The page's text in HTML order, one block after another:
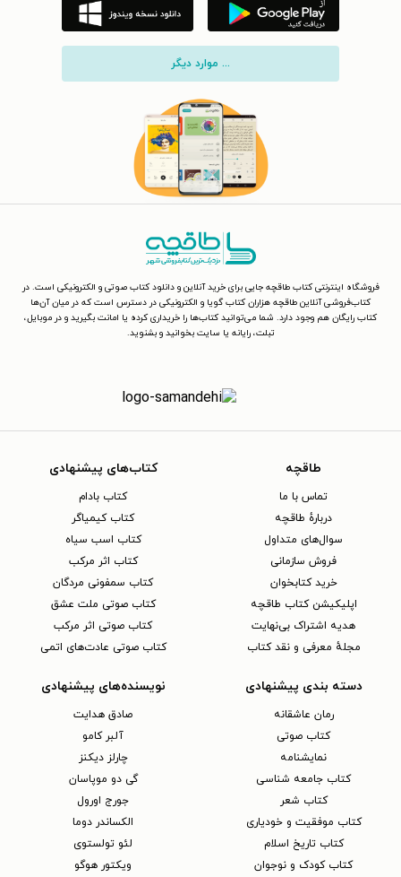
... موارد دیگر
فروشگاه اینترنتی کتاب طاقچه جایی برای خرید آنلاین و دانلود کتاب صوتی و الکترونیکی است. در
کتاب‌فروشی آنلاین طاقچه هزاران کتاب گویا و الکترونیکی در دسترس است که در میان آن‌ها
کتاب رایگان هم وجود دارد. شما می‌توانید کتاب‌ها را خریداری کرده یا امانت بگیرید و در موبایل،
تبلت، رایانه یا سایت بخوانید و بشنوید.
طاقچه
تماس با ما
دربارهٔ طاقچه
سوال‌های متداول
فروش سازمانی
خرید کتابخوان
اپلیکیشن کتاب طاقچه
هدیه اشتراک بی‌نهایت
مجلهٔ معرفی و نقد کتاب
کتاب‌های پیشنهادی
کتاب بادام
کتاب کیمیاگر
کتاب اسب سیاه
کتاب اثر مرکب
کتاب سمفونی مردگان
کتاب صوتی ملت عشق
کتاب صوتی اثر مرکب
کتاب صوتی عادت‌های اتمی
دسته بندی پیشنهادی
رمان عاشقانه
کتاب‌ صوتی
نمایشنامه
کتاب جامعه شناسی
کتاب شعر
کتاب موفقیت و خودیاری
کتاب تاریخ اسلام
کتاب کودک و نوجوان
نویسنده‌های پیشنهادی
صادق هدایت
آلبر کامو
چارلز دیکنز
گی دو موپاسان
جورج اورول
الکساندر دوما
لئو تولستوی
ویکتور هوگو